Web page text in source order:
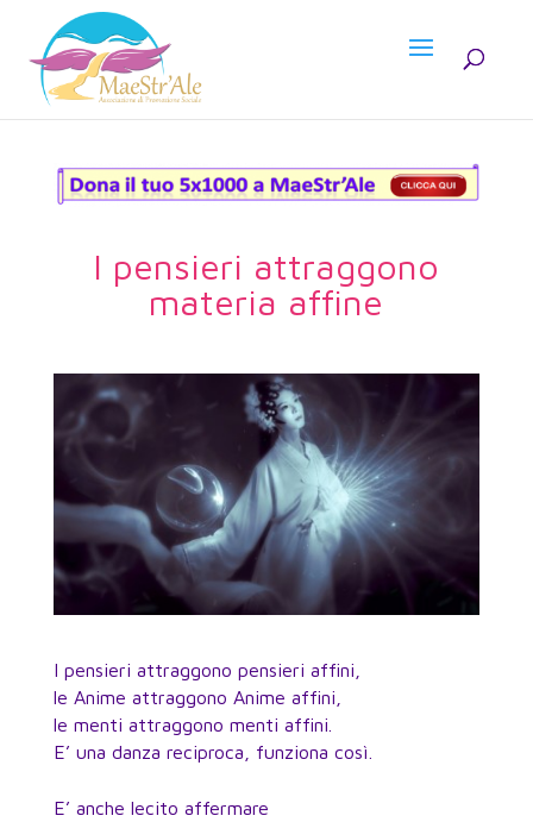
I pensieri attraggono
materia affine
I pensieri attraggono pensieri affini,
le Anime attraggono Anime affini,
le menti attraggono menti affini.
E’ una danza reciproca, funziona così.
E’ anche lecito affermare